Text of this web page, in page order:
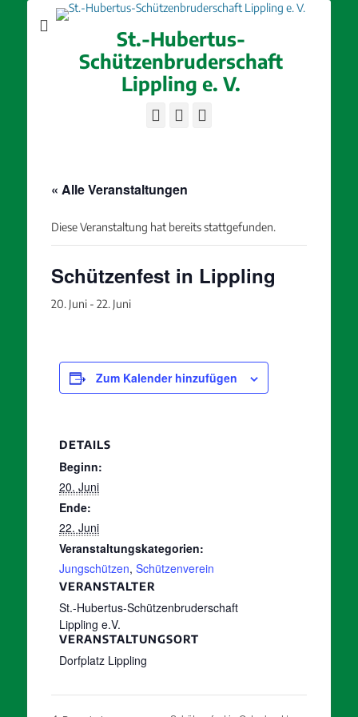
St.-Hubertus-
Schützenbruderschaft
Lippling e. V.
Facebook
« Alle Veranstaltungen
Diese Veranstaltung hat bereits stattgefunden.
Schützenfest in Lippling
20. Juni - 22. Juni
Zum Kalender hinzufügen
DETAILS
Beginn:
20. Juni
Ende:
22. Juni
Veranstaltungskategorien:
Jungschützen, Schützenverein
VERANSTALTUNGSORT
Dorfplatz Lippling
VERANSTALTER
St.-Hubertus-Schützenbruderschaft
Lippling e.V.